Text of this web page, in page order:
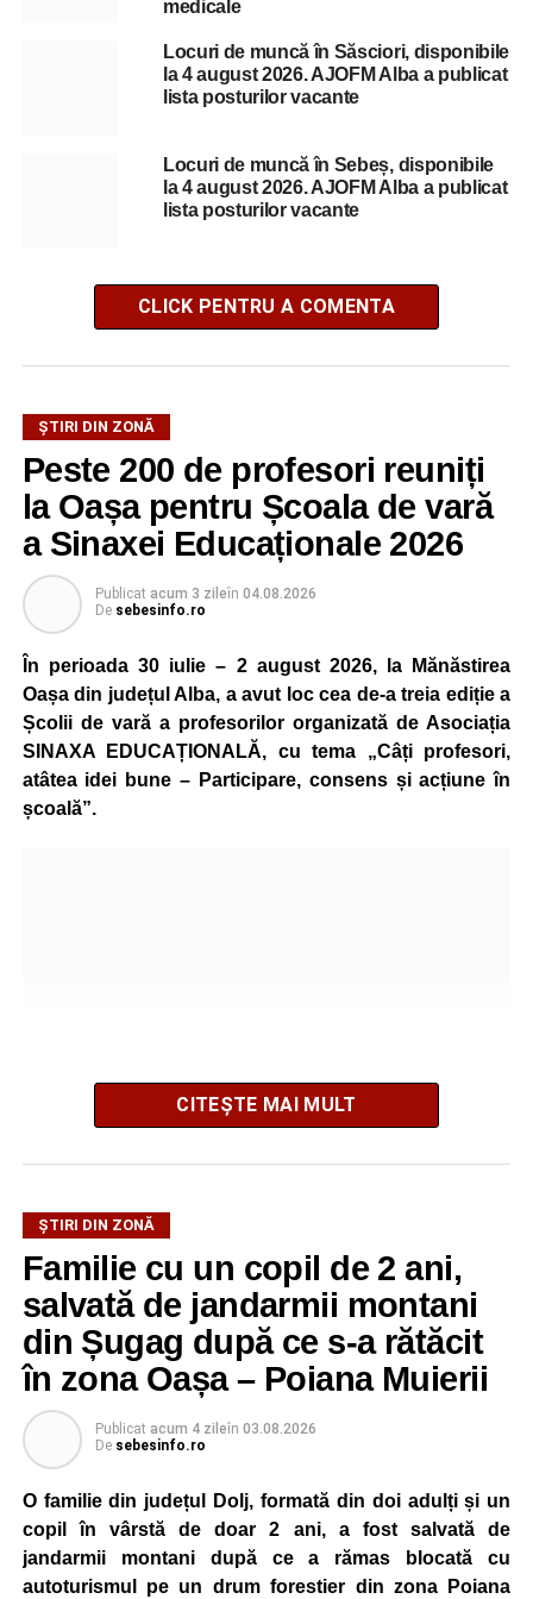
medicale
Locuri de muncă în Săsciori, disponibile
la 4 august 2026. AJOFM Alba a publicat
lista posturilor vacante
Locuri de muncă în Sebeș, disponibile
la 4 august 2026. AJOFM Alba a publicat
lista posturilor vacante
CLICK PENTRU A COMENTA
ȘTIRI DIN ZONĂ
Peste 200 de profesori reuniți
la Oașa pentru Școala de vară
a Sinaxei Educaționale 2026
Publicat acum 3 zileîn 04.08.2026
De sebesinfo.ro
În perioada 30 iulie – 2 august 2026, la Mănăstirea
Oașa din județul Alba, a avut loc cea de-a treia ediție a
Școlii de vară a profesorilor organizată de Asociația
SINAXA EDUCAȚIONALĂ, cu tema „Câți profesori,
atâtea idei bune – Participare, consens și acțiune în
școală”.
La ediția din acest an au participat peste 200 de cadre
didactice din întreaga țară. Printre participanți s-au aflat
profesori debutanți, profesori cu experiență, inspectori
școlari, directori de școli, consilieri școlari, educatori și
învățători, reprezentând aproape toate disciplinele din
sistemul de învățământ.
Participare, consens și asumare în școală
Tema ediției din acest an a pornit de la convingerea că
importante resurse: experiența profesorilor. Provocarea nu
este lipsa ideilor, ci identificarea unor contexte în care
acestea să poată fi ascultate, validate și transformate în
CITEȘTE MAI MULT
ȘTIRI DIN ZONĂ
Familie cu un copil de 2 ani,
salvată de jandarmii montani
din Șugag după ce s-a rătăcit
în zona Oașa – Poiana Muierii
Publicat acum 4 zileîn 03.08.2026
De sebesinfo.ro
O familie din județul Dolj, formată din doi adulți și un
copil în vârstă de doar 2 ani, a fost salvată de
jandarmii montani după ce a rămas blocată cu
autoturismul pe un drum forestier din zona Poiana